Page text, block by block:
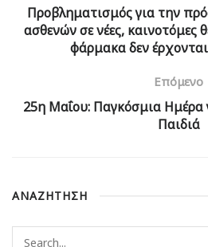
Προβληματισμός για την
ασθενών σε νέες, καινοτόμες
φάρμακα δεν
Επόμενο
25η Μαΐου: Παγκόσμια Ημέρα
Παιδιά
ΑΝΑΖΗΤΗΣΗ